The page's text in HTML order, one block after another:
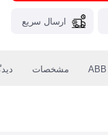
ارسال سریع
مشخصات